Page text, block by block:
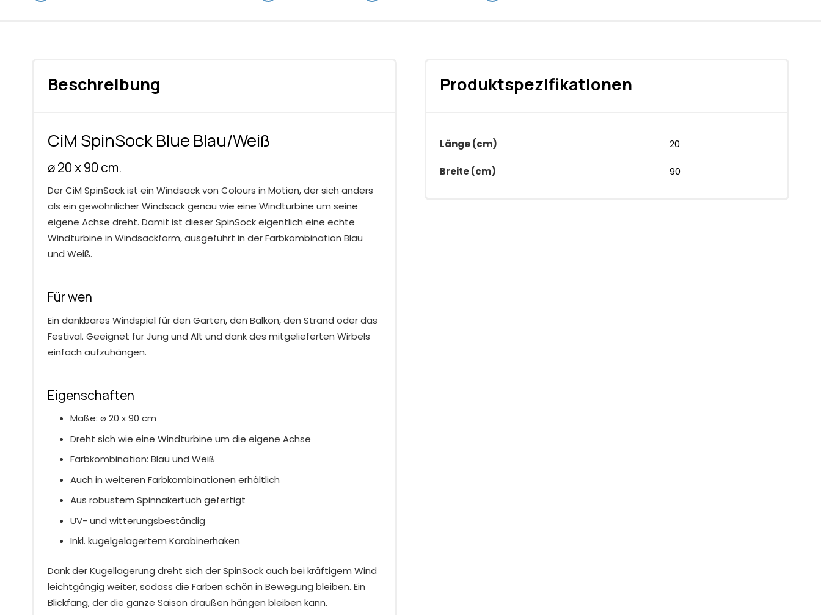
Beschreibung
CiM SpinSock Blue Blau/Weiß
ø 20 x 90 cm.
Der CiM SpinSock ist ein Windsack von Colours in Motion, der sich anders
als ein gewöhnlicher Windsack genau wie eine Windturbine um seine
eigene Achse dreht. Damit ist dieser SpinSock eigentlich eine echte
Windturbine in Windsackform, ausgeführt in der Farbkombination Blau
und Weiß.
Für wen
Ein dankbares Windspiel für den Garten, den Balkon, den Strand oder das
Festival. Geeignet für Jung und Alt und dank des mitgelieferten Wirbels
einfach aufzuhängen.
Eigenschaften
Maße: ø 20 x 90 cm
Dreht sich wie eine Windturbine um die eigene Achse
Farbkombination: Blau und Weiß
Auch in weiteren Farbkombinationen erhältlich
Aus robustem Spinnakertuch gefertigt
UV- und witterungsbeständig
Inkl. kugelgelagertem Karabinerhaken
Dank der Kugellagerung dreht sich der SpinSock auch bei kräftigem Wind
leichtgängig weiter, sodass die Farben schön in Bewegung bleiben. Ein
Blickfang, der die ganze Saison draußen hängen bleiben kann.
Produktspezifikationen
Länge (cm) 20
Breite (cm) 90